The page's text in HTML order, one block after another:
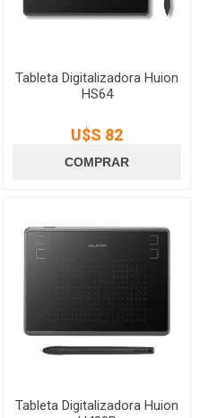
Tableta Digitalizadora Huion
HS64
U$S 82
Tableta Digitalizadora Huion